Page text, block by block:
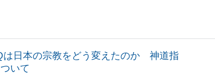
は日本の宗教をどう変えたのか 神道指
いて